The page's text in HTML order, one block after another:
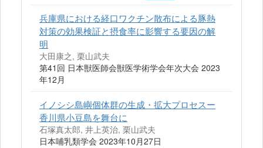
兵庫県における経口ワクチン散布による豚熱
対策の効果検証と摂食率に影響する要因の解
明
大田康之, 栗山武夫
第41回 日本獣医師会獣医学術学会年次大会 2023
年12月
イノシシ島嶼個体群の⽣成・拡⼤プロセスー
⾹川県⼩⾖島を舞台に
石塚真太郎, 井上英治, 栗山武夫
日本哺乳類学会 2023年10月27日